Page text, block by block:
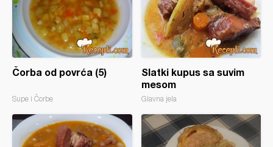
Čorba od povrća (5)
Supe i Čorbe
Slatki kupus sa suvim
mesom
Glavna jela